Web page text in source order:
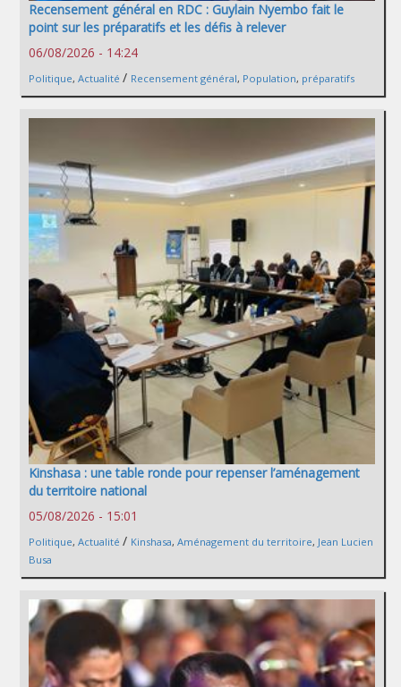
Recensement général en RDC : Guylain Nyembo fait le
point sur les préparatifs et les défis à relever
06/08/2026 - 14:24
Politique, Actualité / Recensement général, Population, préparatifs
Kinshasa : une table ronde pour repenser l’aménagement
du territoire national
05/08/2026 - 15:01
Politique, Actualité / Kinshasa, Aménagement du territoire, Jean Lucien
Busa